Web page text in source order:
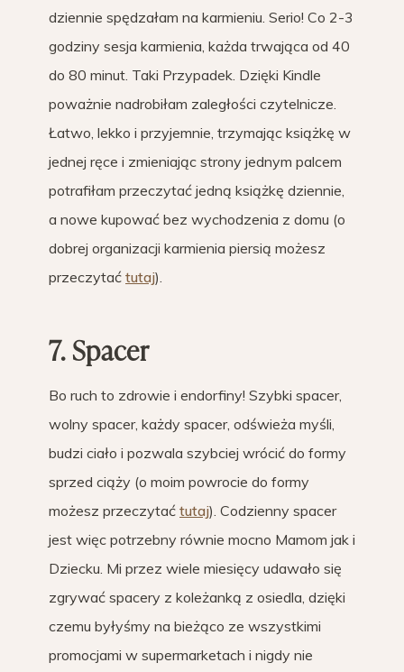
dziennie spędzałam na karmieniu. Serio! Co 2-3
godziny sesja karmienia, każda trwająca od 40
do 80 minut. Taki Przypadek. Dzięki Kindle
poważnie nadrobiłam zaległości czytelnicze.
Łatwo, lekko i przyjemnie, trzymając książkę w
jednej ręce i zmieniając strony jednym palcem
potrafiłam przeczytać jedną książkę dziennie,
a nowe kupować bez wychodzenia z domu (o
dobrej organizacji karmienia piersią możesz
przeczytać tutaj).
7. Spacer
Bo ruch to zdrowie i endorfiny! Szybki spacer,
wolny spacer, każdy spacer, odświeża myśli,
budzi ciało i pozwala szybciej wrócić do formy
sprzed ciąży (o moim powrocie do formy
możesz przeczytać tutaj). Codzienny spacer
jest więc potrzebny równie mocno Mamom jak i
Dziecku. Mi przez wiele miesięcy udawało się
zgrywać spacery z koleżanką z osiedla, dzięki
czemu byłyśmy na bieżąco ze wszystkimi
promocjami w supermarketach i nigdy nie